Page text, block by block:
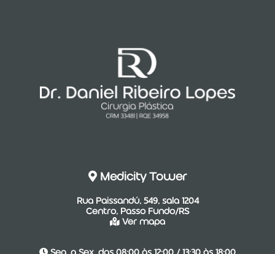
Medicity Tower
Rua Paissandú, 549, sala 1204
Centro, Passo Fundo/RS
Ver mapa